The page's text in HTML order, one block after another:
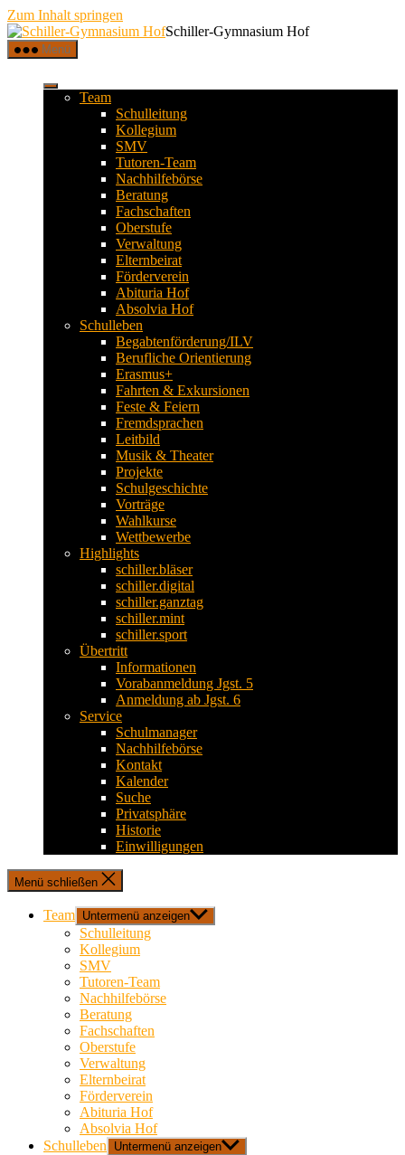
Zum Inhalt springen
Schiller-Gymnasium Hof
Menü
Team
Schulleitung
Kollegium
SMV
Tutoren-Team
Nachhilfebörse
Beratung
Fachschaften
Oberstufe
Verwaltung
Elternbeirat
Förderverein
Abituria Hof
Absolvia Hof
Schulleben
Begabtenförderung/ILV
Berufliche Orientierung
Erasmus+
Fahrten & Exkursionen
Feste & Feiern
Fremdsprachen
Leitbild
Musik & Theater
Projekte
Schulgeschichte
Vorträge
Wahlkurse
Wettbewerbe
Highlights
schiller.bläser
schiller.digital
schiller.ganztag
schiller.mint
schiller.sport
Übertritt
Informationen
Vorabanmeldung Jgst. 5
Anmeldung ab Jgst. 6
Service
Schulmanager
Nachhilfebörse
Kontakt
Kalender
Suche
Privatsphäre
Historie
Einwilligungen
Menü schließen
Team Untermenü anzeigen
Schulleitung
Kollegium
SMV
Tutoren-Team
Nachhilfebörse
Beratung
Fachschaften
Oberstufe
Verwaltung
Elternbeirat
Förderverein
Abituria Hof
Absolvia Hof
Schulleben
Untermenü anzeigen